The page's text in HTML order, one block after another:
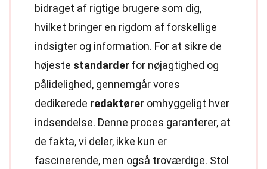
bidraget af rigtige brugere som dig,
hvilket bringer en rigdom af forskellige
indsigter og information. For at sikre de
højeste standarder for nøjagtighed og
pålidelighed, gennemgår vores
dedikerede redaktører omhyggeligt hver
indsendelse. Denne proces garanterer, at
de fakta, vi deler, ikke kun er
fascinerende, men også troværdige. Stol